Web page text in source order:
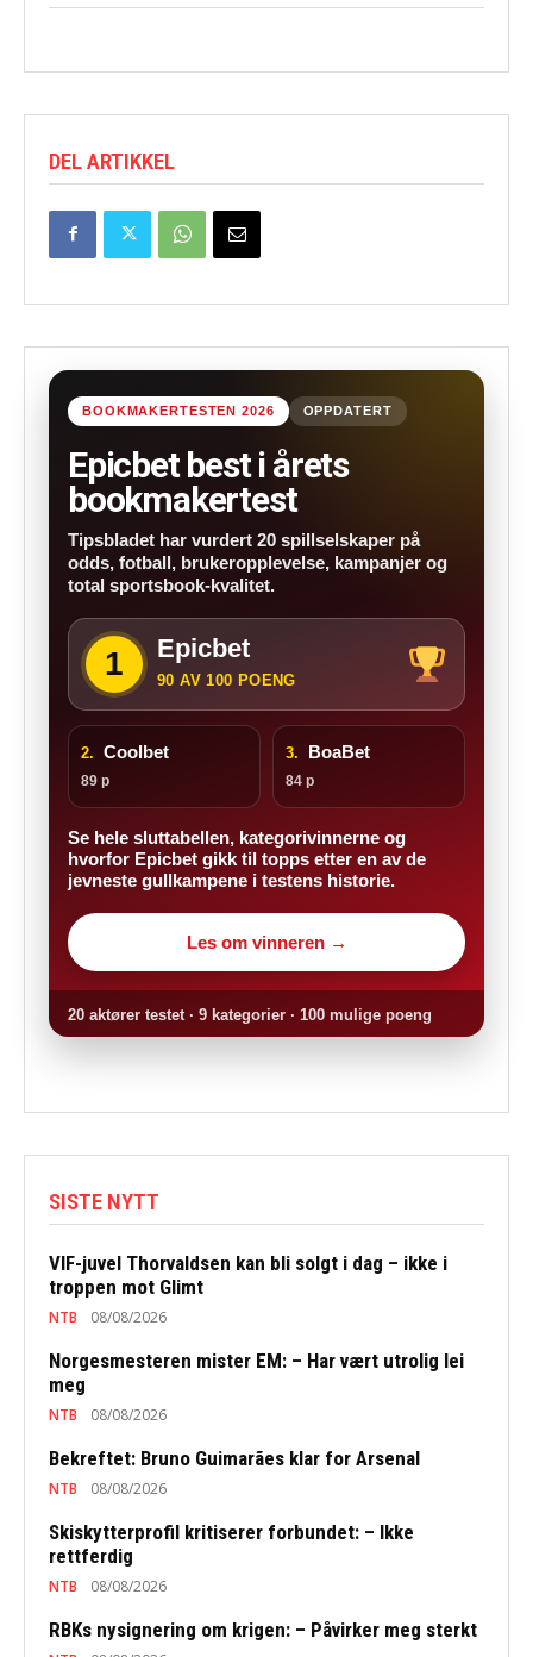
DEL ARTIKKEL
BOOKMAKERTESTEN 2026 OPPDATERT
Epicbet best i årets
bookmakertest
Tipsbladet har vurdert 20 spillselskaper på
odds, fotball, brukeropplevelse, kampanjer og
total sportsbook-kvalitet.
1 Epicbet
90 AV 100 POENG
2. Coolbet
89 p
3. BoaBet
84 p
Se hele sluttabellen, kategorivinnerne og
hvorfor Epicbet gikk til topps etter en av de
jevneste gullkampene i testens historie.
Les om vinneren →
20 aktører testet · 9 kategorier · 100 mulige poeng
SISTE NYTT
VIF-juvel Thorvaldsen kan bli solgt i dag – ikke i
troppen mot Glimt
NTB 08/08/2026
Norgesmesteren mister EM: – Har vært utrolig lei
meg
NTB 08/08/2026
Bekreftet: Bruno Guimarães klar for Arsenal
NTB 08/08/2026
Skiskytterprofil kritiserer forbundet: – Ikke
rettferdig
NTB 08/08/2026
RBKs nysignering om krigen: – Påvirker meg sterkt